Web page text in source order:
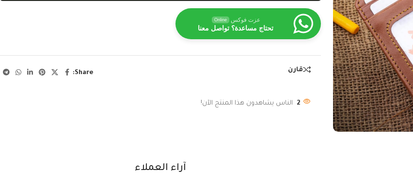
عزت فوكس Online
تحتاج مساعدة؟ تواصل معنا
قارن Share:
2 الناس يشاهدون هذا المنتج الآن!
آراء العملاء